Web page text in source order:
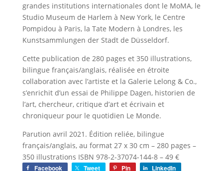
grandes institutions internationales dont le MoMA, le
Studio Museum de Harlem à New York, le Centre
Pompidou à Paris, la Tate Modern à Londres, les
Kunstsammlungen der Stadt de Düsseldorf.
Cette publication de 280 pages et 350 illustrations,
bilingue français/anglais, réalisée en étroite
collaboration avec l’artiste et la Galerie Lelong & Co.,
s’enrichit d’un essai de Philippe Dagen, historien de
l’art, chercheur, critique d’art et écrivain et
chroniqueur pour le quotidien Le Monde.
Parution avril 2021. Édition reliée, bilingue
français/anglais, au format 27 x 30 cm – 280 pages –
350 illustrations ISBN 978-2-37074-144-8 – 49 €
Facebook Tweet Pin LinkedIn